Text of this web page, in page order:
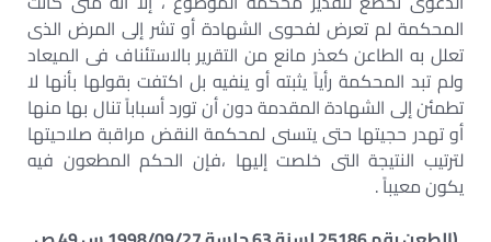
المحكمة لم تعرض لفحوى الشهادة أو تشر إلى المرض الذى
تعلل به الطاعن كعذر مانع من التقرير بالاستئناف فى الميعاد
ولم تبد المحكمة رأياً يثبته أو ينفيه بل اكتفت بقولها بأنها لا
تطمئن إلى الشهادة المقدمة دون أن تورد أسباباً تنال بها منها
أو تهدر حجيتها حتى يتسنى لمحكمة النقض مراقبة صلاحيتها
لترتيب النتيجة التى خلصت إليها ،فإن الحكم المطعون فيه
يكون معيباً .